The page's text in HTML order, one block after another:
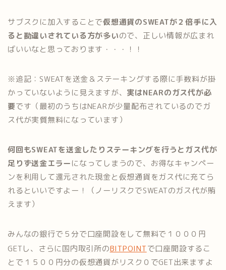
サブスクに加入することで仮想通貨のSWEATが２倍手に入
ると勘違いされている方が多いので、正しい情報が広まれ
ばいいなと思っております・・・！！
※追記：SWEATを送金＆ステーキングする際に手数料が掛
かっていないように見えますが、 実はNEARのガス代が必
要です（最初のうちはNEARが少量配布されているのでガ
ス代が実質無料になっています）
何回もSWEATを送金したりステーキングを行うとガス代が
足りず送金エラーになってしまうので、お得なキャンペー
ンを利用して還元された現金と仮想通貨をガス代に充てら
れるといいですよー！（ノーリスクでSWEATのガス代が賄
えます）
みんなの銀行で５分で口座開設をして無料で１０００円
GETし、さらに国内取引所のBITPOINTで口座開設するこ
とで１５００円分の仮想通貨がリスク０でGET出来ますよ